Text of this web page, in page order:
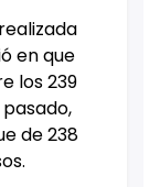
en que
los 239
de 238